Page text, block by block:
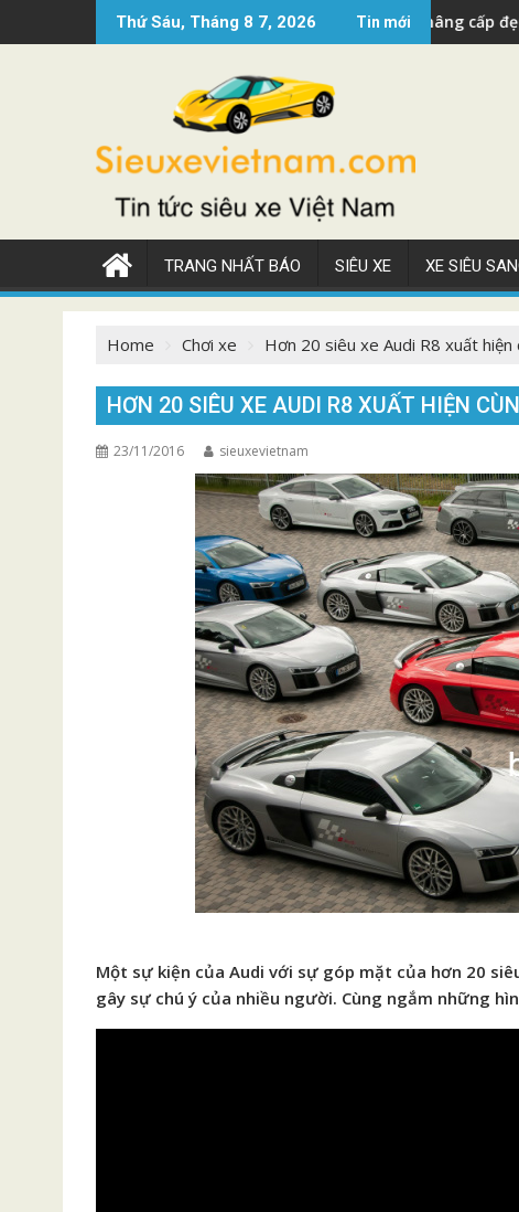
to
Thứ Sáu, Tháng 8 7, 2026 Tin mới
Siêu xe Mercedes AMG GT 2022 nâng cấp đẹp
TRANG NHẤT BÁO SIÊU XE XE SIÊU
Home Chơi xe Hơn 20 siêu xe Audi R8 xuất hiện
HƠN 20 SIÊU XE AUDI R8 XUẤT HIỆN
23/11/2016 sieuxevietnam
Một sự kiện của Audi với sự góp mặt của hơn 20
gây sự chú ý của nhiều người. Cùng ngắm những